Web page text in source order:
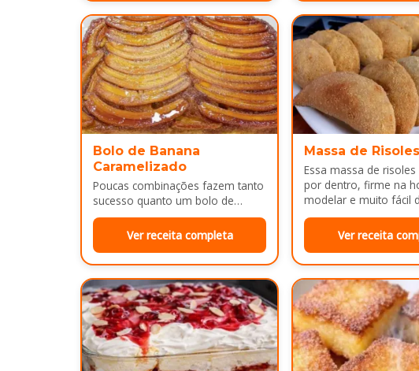
Bolo de Banana
Caramelizado
Poucas combinações fazem tanto
sucesso quanto um bolo de
banana com uma calda
douradinha por cima. Enquanto
assa, aquele cheirinho…
Ver receita completa
Massa de Risoles
Essa massa de
por dentro, firme na
modelar e muito fácil
É uma…
Ver receita